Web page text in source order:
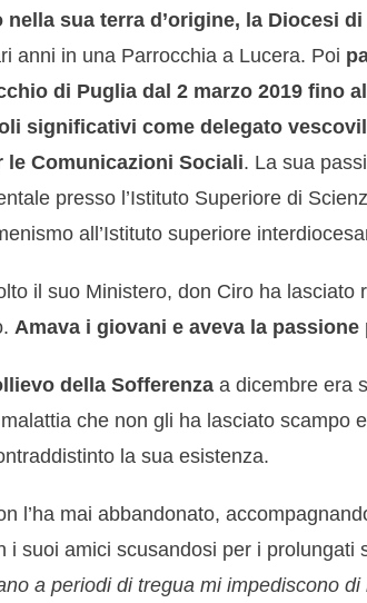
sua terra d’origine, la Diocesi
anni in una Parrocchia a Lucera. Poi
di Puglia dal 2 marzo 2019 fino
significativi come delegato
le Comunicazioni Sociali. La sua
presso l’Istituto Superiore di
all’Istituto superiore
il suo Ministero, don Ciro ha lasciato
Amava i giovani e aveva la
della Sofferenza a dicembre era
che non gli ha lasciato scampo
la sua esistenza.
l’ha mai abbandonato,
i suoi amici scusandosi per i prolungati
a periodi di tregua mi impediscono di